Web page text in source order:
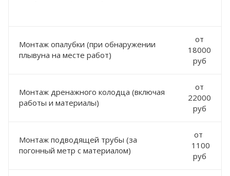
Монтаж опалубки (при обнаружении
плывуна на месте работ)
от
18000
руб
Монтаж дренажного колодца (включая
работы и материалы)
от
22000
руб
Монтаж подводящей трубы (за
погонный метр с материалом)
от
1100
руб